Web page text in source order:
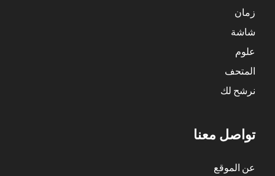
زمان
شاشة
علوم
المتحف
نرشح لك
تواصل معنا
عن الموقع